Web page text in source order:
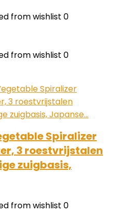
from wishlist 0
from wishlist 0
Spiralizer
3 roestvrijstalen
zuigbasis,
from wishlist 0